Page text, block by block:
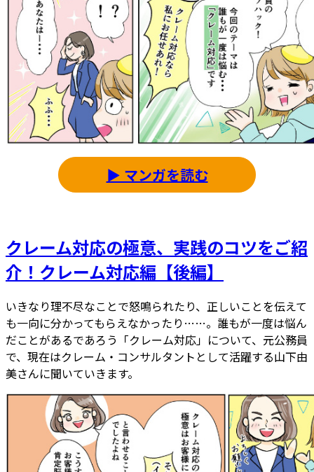
▶ マンガを読む
クレーム対応の極意、実践のコツをご紹
介！クレーム対応編【後編】
いきなり理不尽なことで怒鳴られたり、正しいことを伝えて
も一向に分かってもらえなかったり……。誰もが一度は悩ん
だことがあるであろう「クレーム対応」について、元公務員
で、現在はクレーム・コンサルタントとして活躍する山下由
美さんに聞いていきます。